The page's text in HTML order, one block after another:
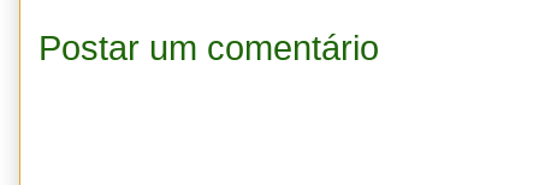
Postar um comentário